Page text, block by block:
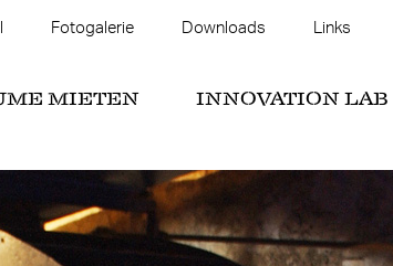
Fotogalerie Downloads Links
MIETEN INNOVATION LAB